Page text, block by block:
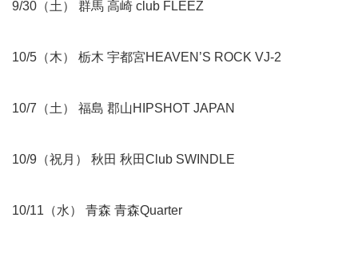
9/30（土） 群馬 高崎 club FLEEZ
10/5（木） 栃木 宇都宮HEAVEN’S ROCK VJ-2
10/7（土） 福島 郡山HIPSHOT JAPAN
10/9（祝月） 秋田 秋田Club SWINDLE
10/11（水） 青森 青森Quarter